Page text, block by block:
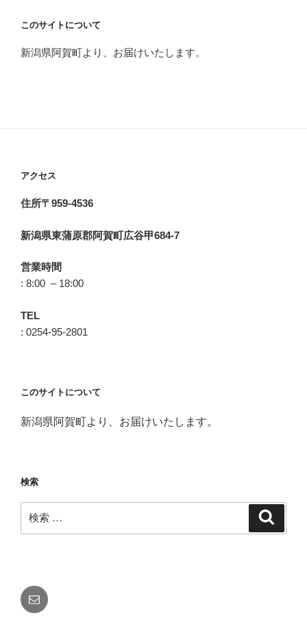
このサイトについて
新潟県阿賀町より、お届けいたします。
アクセス
住所〒959-4536
新潟県東蒲原郡阿賀町広谷甲684-7
営業時間
: 8:00 – 18:00
TEL
: 0254-95-2801
このサイトについて
新潟県阿賀町より、お届けいたします。
検索
検
索:
メ
ー